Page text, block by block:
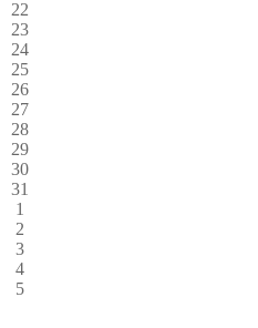
22
23
24
25
26
27
28
29
30
31
1
2
3
4
5